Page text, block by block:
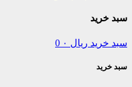
سبد خرید
سبد خرید ریال 0
سبد خرید